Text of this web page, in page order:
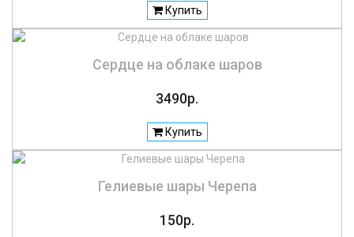
Купить
Сердце на облаке шаров
3490р.
Купить
Гелиевые шары Черепа
150р.